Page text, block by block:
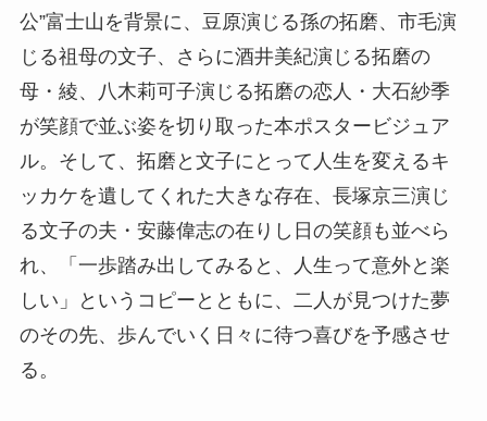
公”富士山を背景に、豆原演じる孫の拓磨、市毛演
じる祖母の文子、さらに酒井美紀演じる拓磨の
母・綾、八木莉可子演じる拓磨の恋人・大石紗季
が笑顔で並ぶ姿を切り取った本ポスタービジュア
ル。そして、拓磨と文子にとって人生を変えるキ
ッカケを遺してくれた大きな存在、長塚京三演じ
る文子の夫・安藤偉志の在りし日の笑顔も並べら
れ、「一歩踏み出してみると、人生って意外と楽
しい」というコピーとともに、二人が見つけた夢
のその先、歩んでいく日々に待つ喜びを予感させ
る。